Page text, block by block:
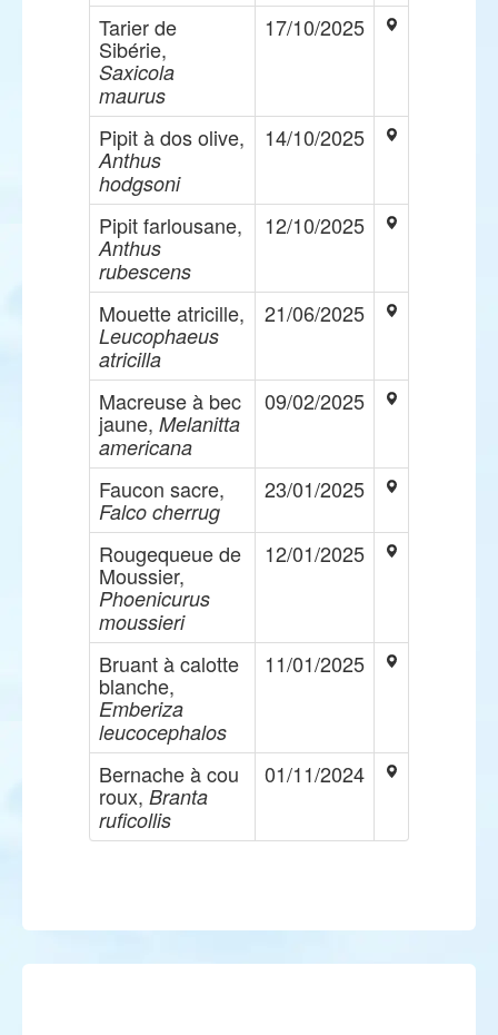
Tarier de
Sibérie,
Saxicola
maurus
17/10/2025
Pipit à dos olive,
Anthus
hodgsoni
14/10/2025
Pipit farlousane,
Anthus
rubescens
12/10/2025
Mouette atricille,
Leucophaeus
atricilla
21/06/2025
Macreuse à bec
jaune, Melanitta
americana
09/02/2025
Faucon sacre,
Falco cherrug
23/01/2025
Rougequeue de
Moussier,
Phoenicurus
moussieri
12/01/2025
Bruant à calotte
blanche,
Emberiza
leucocephalos
11/01/2025
Bernache à cou
roux, Branta
ruficollis
01/11/2024